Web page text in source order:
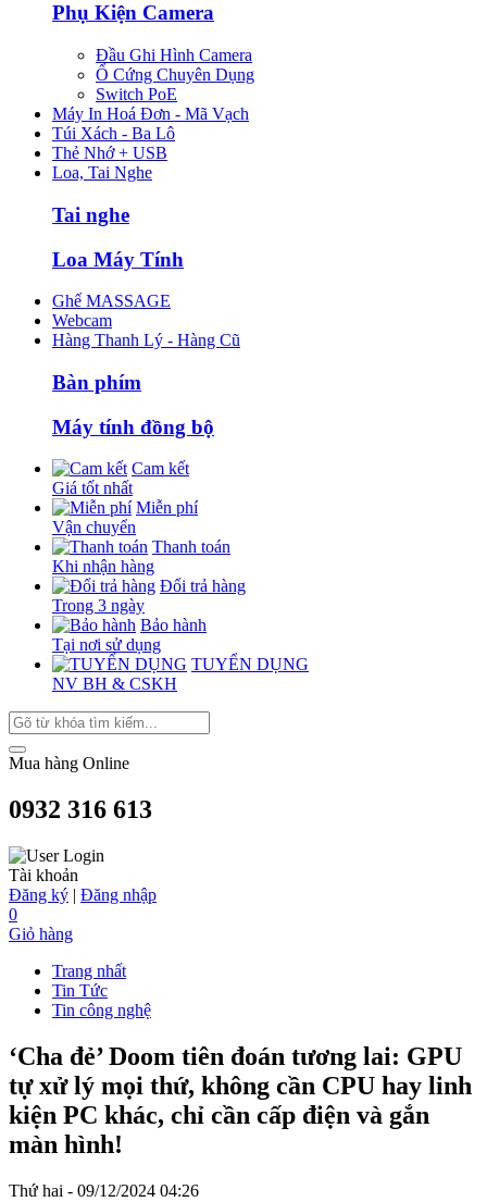
Phụ Kiện Camera
Đầu Ghi Hình Camera
Ổ Cứng Chuyên Dụng
Switch PoE
Máy In Hoá Đơn - Mã Vạch
Túi Xách - Ba Lô
Thẻ Nhớ + USB
Loa, Tai Nghe
Tai nghe
Loa Máy Tính
Ghế MASSAGE
Webcam
Hàng Thanh Lý - Hàng Cũ
Bàn phím
Máy tính đồng bộ
Cam kết
Giá tốt nhất
Miễn phí
Vận chuyển
Thanh toán
Khi nhận hàng
Đổi trả hàng
Trong 3 ngày
Bảo hành
Tại nơi sử dụng
TUYỂN DỤNG
NV BH & CSKH
Mua hàng Online
0932 316 613
Tài khoản
Đăng ký | Đăng nhập
0
Giỏ hàng
Trang nhất
Tin Tức
Tin công nghệ
‘Cha đẻ’ Doom tiên đoán tương lai: GPU
tự xử lý mọi thứ, không cần CPU hay linh
kiện PC khác, chỉ cần cấp điện và gắn
màn hình!
Thứ hai - 09/12/2024 04:26